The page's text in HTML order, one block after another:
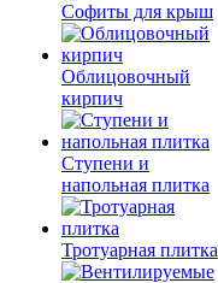
Софиты для крыш
Облицовочный
кирпич
Ступени и
напольная плитка
Тротуарная плитка